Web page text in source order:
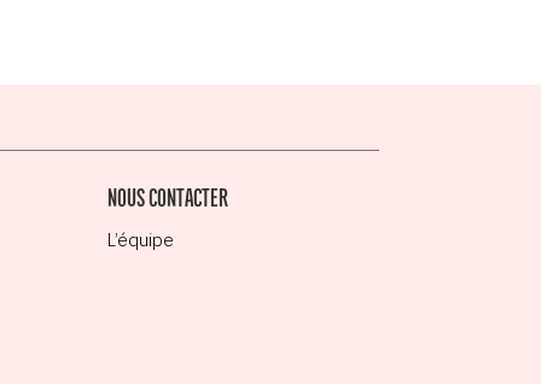
NOUS CONTACTER
L’équipe